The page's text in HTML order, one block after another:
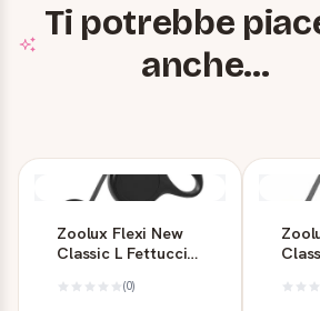
Ti potrebbe
anche...
Zoolux Flexi New
Classic L Fettuccia
(0)